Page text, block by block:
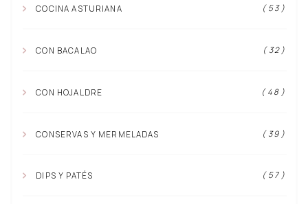
COCINA ASTURIANA ( 53 )
CON BACALAO ( 32 )
CON HOJALDRE ( 48 )
CONSERVAS Y MERMELADAS ( 39 )
DIPS Y PATÉS ( 57 )